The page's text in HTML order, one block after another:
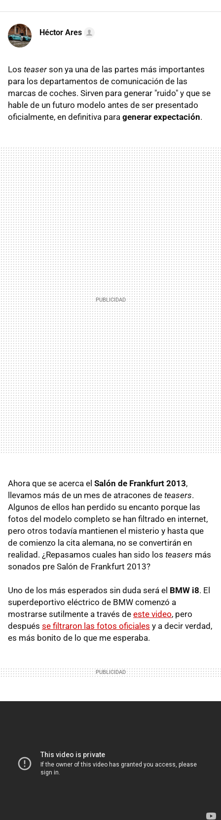
Héctor Ares
Los teaser son ya una de las partes más importantes
para los departamentos de comunicación de las
marcas de coches. Sirven para generar "ruido" y que se
hable de un futuro modelo antes de ser presentado
oficialmente, en definitiva para generar expectación.
Ahora que se acerca el Salón de Frankfurt 2013,
llevamos más de un mes de atracones de teasers.
Algunos de ellos han perdido su encanto porque las
fotos del modelo completo se han filtrado en internet,
pero otros todavía mantienen el misterio y hasta que
de comienzo la cita alemana, no se convertirán en
realidad. ¿Repasamos cuales han sido los teasers más
sonados pre Salón de Frankfurt 2013?
Uno de los más esperados sin duda será el BMW i8. El
superdeportivo eléctrico de BMW comenzó a
mostrarse sutilmente a través de este video, pero
después se filtraron las fotos oficiales y a decir verdad,
es más bonito de lo que me esperaba.